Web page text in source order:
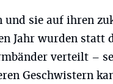
sie auf ihren
Jahr wurden statt
verteilt –
Geschwistern